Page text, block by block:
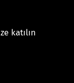
katılın